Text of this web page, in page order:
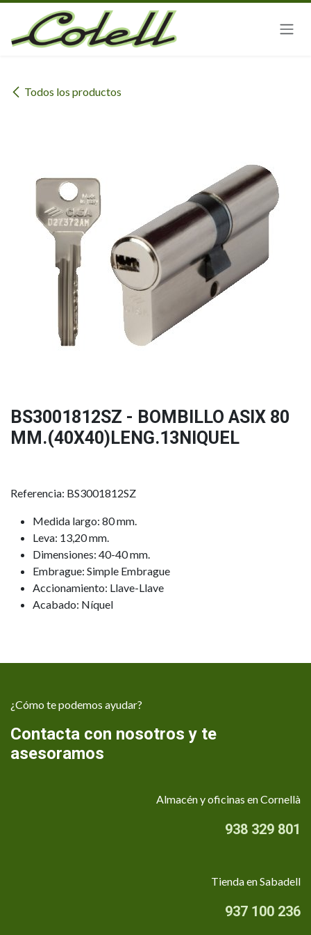
Ir al contenido
Todos los productos
BS3001812SZ - BOMBILLO ASIX 80
MM.(40X40)LENG.13NIQUEL
Referencia: BS3001812SZ
Medida largo: 80 mm.
Leva: 13,20 mm.
Dimensiones: 40-40 mm.
Embrague: Simple Embrague
Accionamiento: Llave-Llave
Acabado: Níquel
¿Cómo te podemos ayudar?
Contacta con nosotros y te
asesoramos
Almacén y oficinas en Cornellà
938 329 801
Tienda en Sabadell
937 100 236